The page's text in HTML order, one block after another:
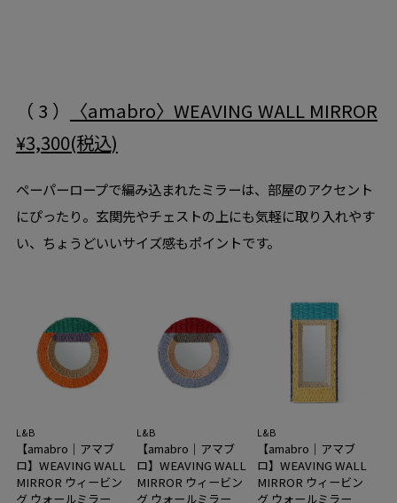
（ 3 ）
〈amabro〉WEAVING WALL MIRROR
¥3,300(税込)
ペーパーロープで編み込まれたミラーは、部屋のアクセント
にぴったり。玄関先やチェストの上にも気軽に取り入れやす
い、ちょうどいいサイズ感もポイントです。
L&B
【amabro｜アマブ
ロ】WEAVING WALL
MIRROR ウィービン
グ ウォールミラー
L&B
【amabro｜アマブ
ロ】WEAVING WALL
MIRROR ウィービン
グ ウォールミラー
L&B
【amabro｜アマブ
ロ】WEAVING WALL
MIRROR ウィービン
グ ウォールミラー